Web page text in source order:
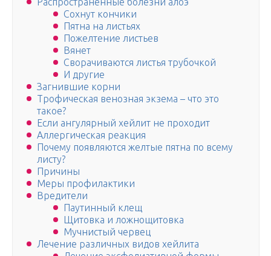
Сохнут кончики
Пятна на листьях
Пожелтение листьев
Вянет
Сворачиваются листья трубочкой
И другие
Загнившие корни
Трофическая венозная экзема – что это
такое?
Если ангулярный хейлит не проходит
Аллергическая реакция
Почему появляются желтые пятна по всему
листу?
Причины
Меры профилактики
Вредители
Паутинный клещ
Щитовка и ложнощитовка
Мучнистый червец
Лечение различных видов хейлита